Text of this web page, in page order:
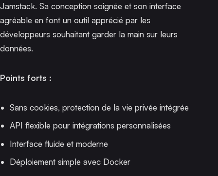
Jamstack. Sa conception soignée et son interface
agréable en font un outil apprécié par les
développeurs souhaitant garder la main sur leurs
données.
Points forts :
Sans cookies, protection de la vie privée intégrée
API flexible pour intégrations personnalisées
Interface fluide et moderne
Déploiement simple avec Docker